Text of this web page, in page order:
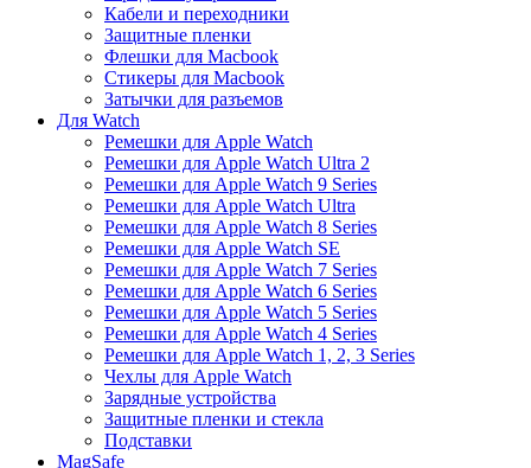
Кабели и переходники
Защитные пленки
Флешки для Macbook
Стикеры для Macbook
Затычки для разъемов
Для Watch
Ремешки для Apple Watch
Ремешки для Apple Watch Ultra 2
Ремешки для Apple Watch 9 Series
Ремешки для Apple Watch Ultra
Ремешки для Apple Watch 8 Series
Ремешки для Apple Watch SE
Ремешки для Apple Watch 7 Series
Ремешки для Apple Watch 6 Series
Ремешки для Apple Watch 5 Series
Ремешки для Apple Watch 4 Series
Ремешки для Apple Watch 1, 2, 3 Series
Чехлы для Apple Watch
Зарядные устройства
Защитные пленки и стекла
Подставки
MagSafe